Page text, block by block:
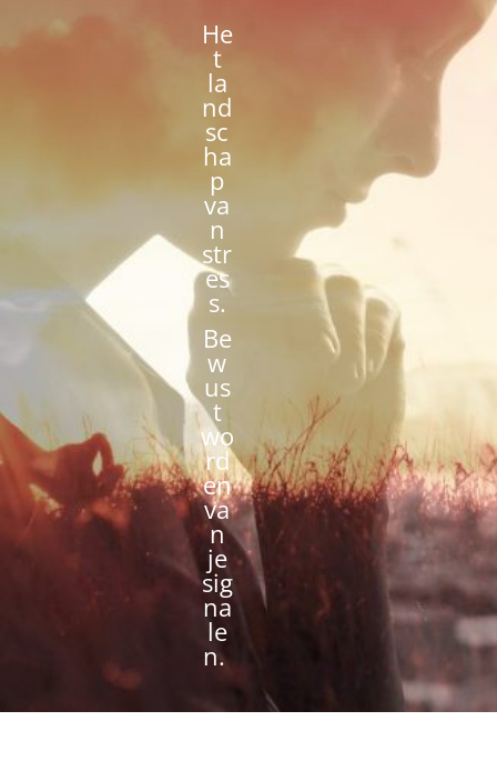
He
t
la
nd
sc
ha
p
va
n
str
es
s.
Be
w
us
t
wo
rd
en
va
n
je
sig
na
le
n.